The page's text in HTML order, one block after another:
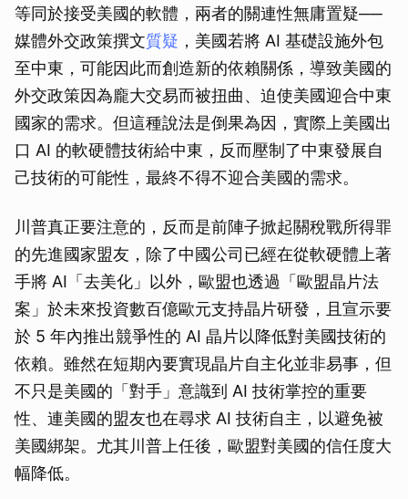
等同於接受美國的軟體，兩者的關連性無庸置疑──
媒體外交政策撰文質疑 ，美國若將 AI 基礎設施外包
至中東，可能因此而創造新的依賴關係，導致美國的
外交政策因為龐大交易而被扭曲、迫使美國迎合中東
國家的需求。但這種說法是倒果為因，實際上美國出
口 AI 的軟硬體技術給中東，反而壓制了中東發展自
己技術的可能性，最終不得不迎合美國的需求。
川普真正要注意的，反而是前陣子掀起關稅戰所得罪
的先進國家盟友，除了中國公司已經在從軟硬體上著
手將 AI「去美化」以外，歐盟也透過「歐盟晶片法
案」於未來投資數百億歐元支持晶片研發，且宣示要
於 5 年內推出競爭性的 AI 晶片以降低對美國技術的
依賴。雖然在短期內要實現晶片自主化並非易事，但
不只是美國的「對手」意識到 AI 技術掌控的重要
性、連美國的盟友也在尋求 AI 技術自主，以避免被
美國綁架。尤其川普上任後，歐盟對美國的信任度大
幅降低。